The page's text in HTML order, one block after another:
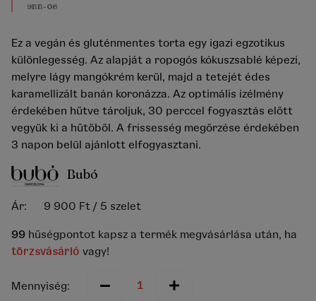
9BB-06
Ez a vegán és gluténmentes torta egy igazi egzotikus
különlegesség. Az alapját a ropogós kókuszsablé képezi,
melyre lágy mangókrém kerül, majd a tetejét édes
karamellizált banán koronázza. Az optimális ízélmény
érdekében hűtve tároljuk, 30 perccel fogyasztás előtt
vegyük ki a hűtőből. A frissesség megőrzése érdekében
3 napon belül ajánlott elfogyasztani.
Bubó
Ár: 9 900 Ft / 5 szelet
99 hűségpontot kapsz a termék megvásárlása után, ha
törzsvásárló vagy!
Mennyiség: